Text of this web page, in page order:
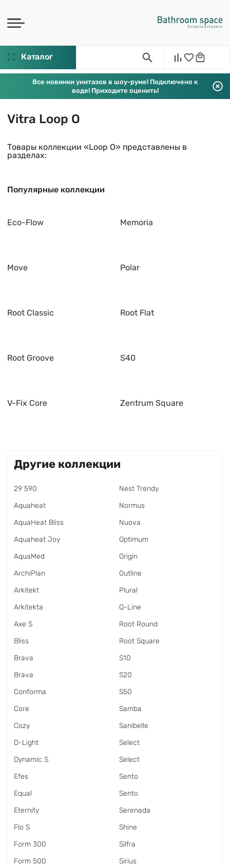
Каталог
Все новинки унитазов в шоу-руме! Подключено к
воде! Приходите оценить!
Vitra Loop O
Товары коллекции «Loop O» представлены в
разделах:
Популярные коллекции
Eco-Flow Memoria
Move Polar
Root Classic Root Flat
Root Groove S40
V-Fix Core Zentrum Square
Другие коллекции
29 590
Aquaheat
AquaHeat Bliss
Aquaheat Joy
AquaMed
ArchiPlan
Arkitekt
Arkitekta
Axe S
Bliss
Brava
Brava
Conforma
Core
Cozy
D-Light
Dynamic S
Efes
Equal
Eternity
Flo S
Form 300
Form 500
Nest Trendy
Normus
Nuova
Optimum
Origin
Outline
Plural
Q-Line
Root Round
Root Square
S10
S20
S50
Samba
Sanibelle
Select
Select
Sento
Sento
Serenada
Shine
Silfra
Sirius